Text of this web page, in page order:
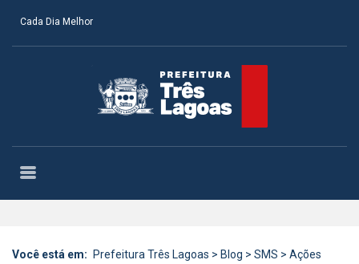
Cada Dia Melhor
Você está em: Prefeitura Três Lagoas > Blog > SMS > Ações